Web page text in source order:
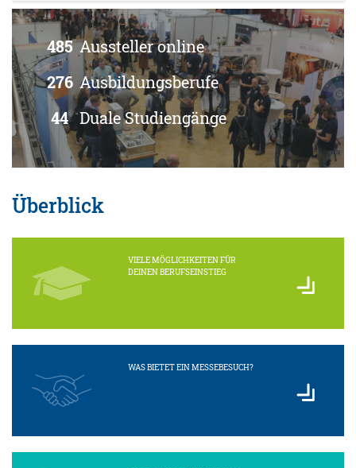
485Aussteller online
276 Ausbildungsberufe
44 Duale Studiengänge
Überblick
VIELE MÖGLICHKEITEN FÜR
DEINEN BERUFSEINSTIEG
WAS BIETET EIN MESSEBESUCH?